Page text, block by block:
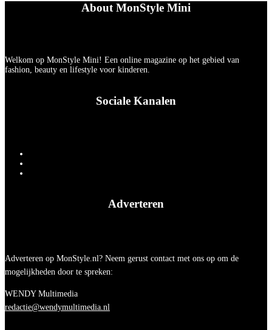
About MonStyle Mini
Welkom op MonStyle Mini! Een online magazine op het gebied van
fashion, beauty en lifestyle voor kinderen.
Sociale Kanalen
Adverteren
Adverteren op MonStyle.nl? Neem gerust contact met ons op om de
mogelijkheden door te spreken:
WENDY Multimedia
redactie@wendymultimedia.nl